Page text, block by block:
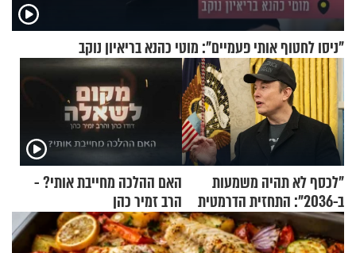
"ניסו לחטוף אותי פעמיים": מוטי כהנא בריאיון נוקב
"לכסף לא תהיה משמעות
ב-2036": התחזית הדרמטית
של אילון מאסק על עתיד
הכלכלה
האם ההלכה מחייבת אותי? -
הרב זמיר כהן